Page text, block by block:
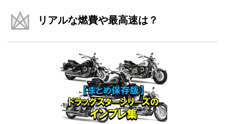
リアルな燃費や最高速は？